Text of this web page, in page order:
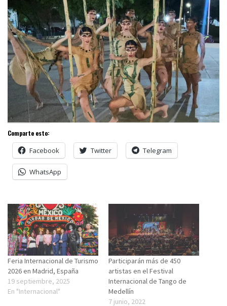
Comparte esto:
Facebook Twitter Telegram
WhatsApp
Feria Internacional de Turismo
2026 en Madrid, España
19 septiembre, 2025
En "Internacional"
Participarán más de 450
artistas en el Festival
Internacional de Tango de
Medellín
7 junio, 2022